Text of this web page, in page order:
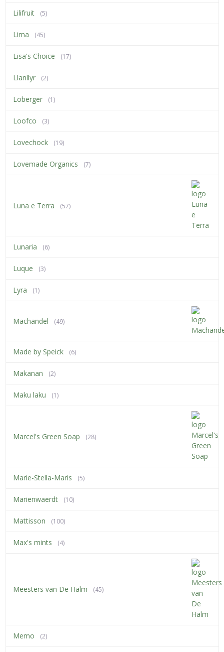
Lilifruit (5)
Lima (45)
Lisa's Choice (17)
Llanllyr (2)
Loberger (1)
Loofco (3)
Lovechock (19)
Lovemade Organics (7)
Luna e Terra (57)
Lunaria (6)
Luque (3)
Lyra (1)
Machandel (49)
Made by Speick (6)
Makanan (2)
Maku laku (1)
Marcel's Green Soap (28)
Marie-Stella-Maris (5)
Marienwaerdt (10)
Mattisson (100)
Max's mints (4)
Meesters van De Halm (45)
Memo (2)